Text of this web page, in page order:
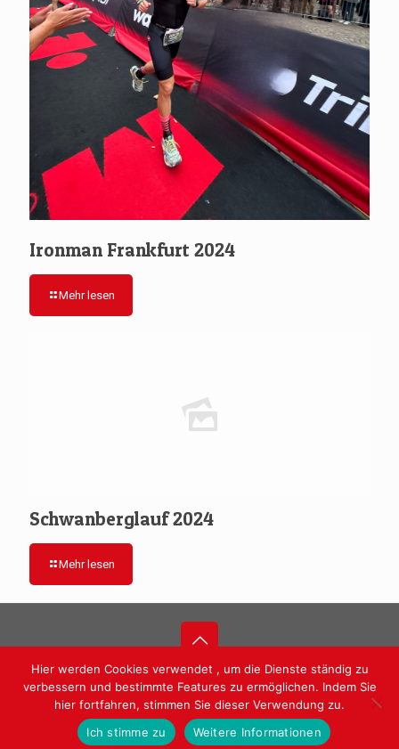
Ironman Frankfurt 2024
Mehr lesen
Schwanberglauf 2024
Mehr lesen
© 2017 Turnverein Ochsenfurt e.V. 1862. Alle Rechte
vorbehalten.
Hier werden Cookies verwendet , um die Dienste ständig zu
verbessern und bestimmte Features zu ermöglichen. Indem Sie
hier fortfahren, stimmen Sie dieser Verwendung zu.
Ich stimme zu
Weitere Informationen